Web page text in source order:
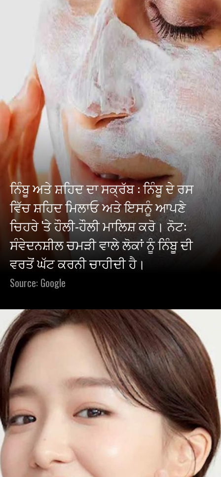
ਨਿੰਬੂ ਅਤੇ ਸ਼ਹਿਦ ਦਾ ਸਕ੍ਰੱਬ : ਨਿੰਬੂ ਦੇ ਰਸ
ਵਿੱਚ ਸ਼ਹਿਦ ਮਿਲਾਓ ਅਤੇ ਇਸਨੂੰ ਆਪਣੇ
ਚਿਹਰੇ 'ਤੇ ਹੌਲੀ-ਹੌਲੀ ਮਾਲਿਸ਼ ਕਰੋ। ਨੋਟ:
ਸੰਵੇਦਨਸ਼ੀਲ ਚਮੜੀ ਵਾਲੇ ਲੋਕਾਂ ਨੂੰ ਨਿੰਬੂ ਦੀ
ਵਰਤੋਂ ਘੱਟ ਕਰਨੀ ਚਾਹੀਦੀ ਹੈ।
Source: Google